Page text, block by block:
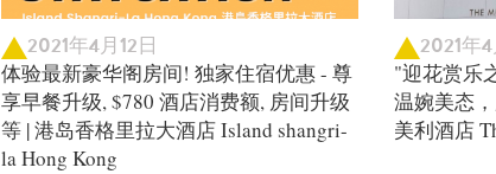
2021年4月12日
体验最新豪华阁房间! 独家住宿优惠 - 尊
享早餐升级, $780 酒店消费额, 房间升级
等 | 港岛香格里拉大酒店 Island shangri-
la Hong Kong
2021年
"迎花赏乐
温婉美态
美利酒店